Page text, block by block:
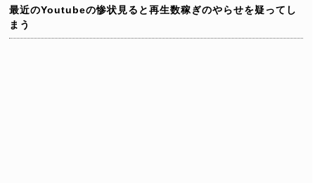
最近のYoutubeの惨状見ると再生数稼ぎのやらせを疑ってし
まう